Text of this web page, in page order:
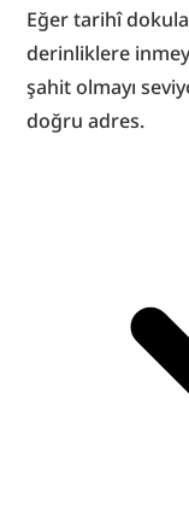
Eğer tarihî
derinliklere
şahit olmayı
doğru adres.